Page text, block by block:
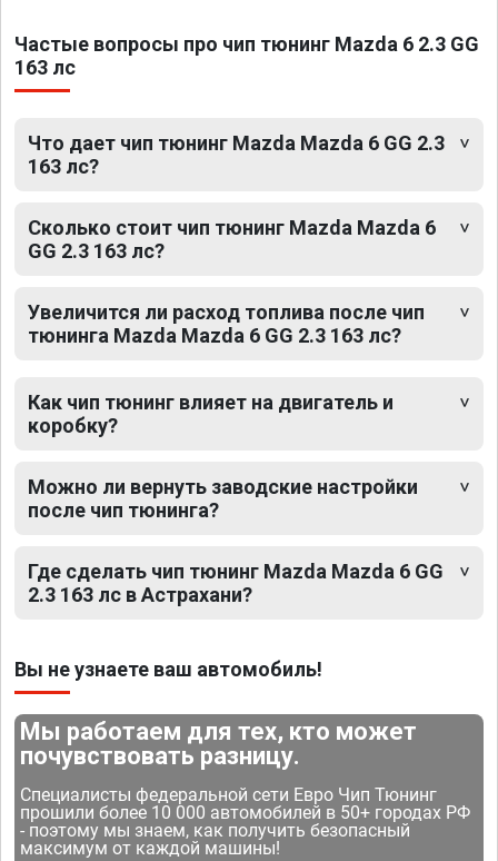
Частые вопросы про чип тюнинг Mazda 6 2.3 GG
163 лс
Что дает чип тюнинг Mazda Mazda 6 GG 2.3
163 лс?
Сколько стоит чип тюнинг Mazda Mazda 6
GG 2.3 163 лс?
Увеличится ли расход топлива после чип
тюнинга Mazda Mazda 6 GG 2.3 163 лс?
Как чип тюнинг влияет на двигатель и
коробку?
Можно ли вернуть заводские настройки
после чип тюнинга?
Где сделать чип тюнинг Mazda Mazda 6 GG
2.3 163 лс в Астрахани?
Вы не узнаете ваш автомобиль!
Мы работаем для тех, кто может
почувствовать разницу.
Специалисты федеральной сети Евро Чип Тюнинг
прошили более 10 000 автомобилей в 50+ городах РФ
- поэтому мы знаем, как получить безопасный
максимум от каждой машины!